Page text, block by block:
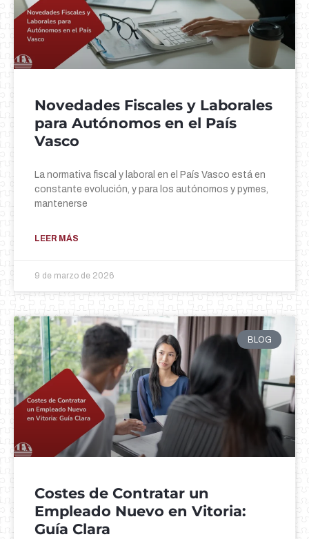
Novedades Fiscales y Laborales
para Autónomos en el País
Vasco
La normativa fiscal y laboral en el País Vasco está en
constante evolución, y para los autónomos y pymes,
mantenerse
LEER MÁS
9 de marzo de 2026
BLOG
Costes de Contratar un
Empleado Nuevo en Vitoria:
Guía Clara